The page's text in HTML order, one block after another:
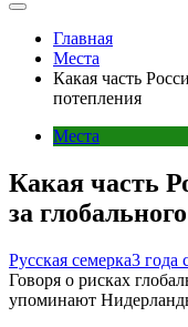
Главная
Места
Какая часть
потепления
Места
Какая часть
за
Русская семерка3 года
Говоря о рисках
упоминают